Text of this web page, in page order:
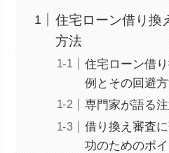
住宅ローン借り換
方法
住宅ローン借
例とその回避
専門家が語る
借り換え審査
功のためのポ